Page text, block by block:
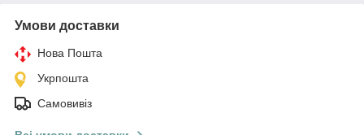
Умови доставки
Нова Пошта
Укрпошта
Самовивіз